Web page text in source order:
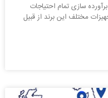
سازی تمام احتیاجات
مختلف این برند از قبیل